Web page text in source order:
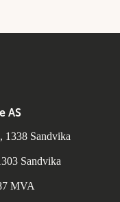
AS
1338 Sandvika
Sandvika
MVA